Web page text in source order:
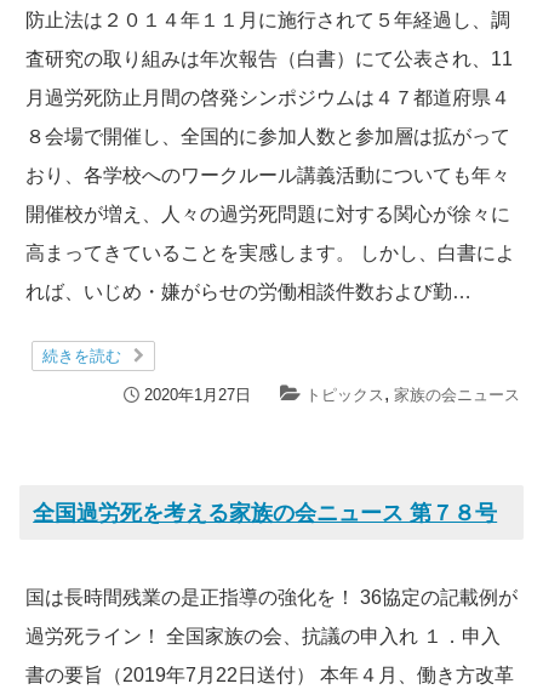
防止法は２０１４年１１月に施行されて５年経過し、調
査研究の取り組みは年次報告（白書）にて公表され、11
月過労死防止月間の啓発シンポジウムは４７都道府県４
８会場で開催し、全国的に参加人数と参加層は拡がって
おり、各学校へのワークルール講義活動についても年々
開催校が増え、人々の過労死問題に対する関心が徐々に
高まってきていることを実感します。 しかし、白書によ
れば、いじめ・嫌がらせの労働相談件数および勤…
続きを読む
2020年1月27日 トピックス , 家族の会ニュース
全国過労死を考える家族の会ニュース 第７８号
国は長時間残業の是正指導の強化を！ 36協定の記載例が
過労死ライン！ 全国家族の会、抗議の申入れ １．申入
書の要旨（2019年7月22日送付） 本年４月、働き方改革